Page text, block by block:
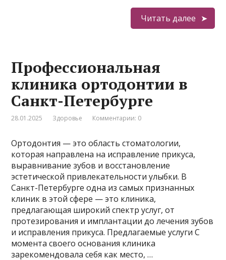
Читать далее
Профессиональная
клиника ортодонтии в
Санкт-Петербурге
28.01.2025 Здоровье Комментарии: 0
Ортодонтия — это область стоматологии,
которая направлена на исправление прикуса,
выравнивание зубов и восстановление
эстетической привлекательности улыбки. В
Санкт-Петербурге одна из самых признанных
клиник в этой сфере — это клиника,
предлагающая широкий спектр услуг, от
протезирования и имплантации до лечения зубов
и исправления прикуса. Предлагаемые услуги С
момента своего основания клиника
зарекомендовала себя как место, …